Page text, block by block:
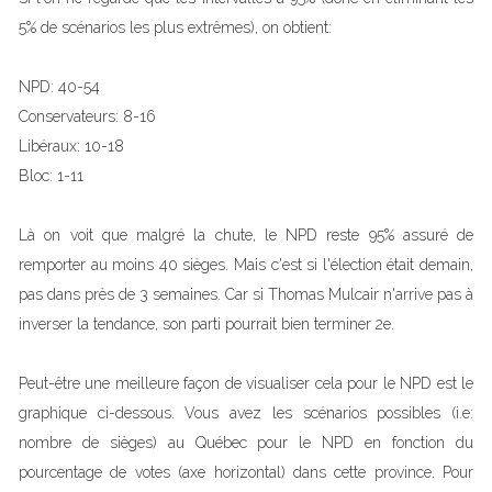
5% de scénarios les plus extrêmes), on obtient:
NPD: 40-54
Conservateurs: 8-16
Libéraux: 10-18
Bloc: 1-11
Là on voit que malgré la chute, le NPD reste 95% assuré de
remporter au moins 40 sièges. Mais c'est si l'élection était demain,
pas dans près de 3 semaines. Car si Thomas Mulcair n'arrive pas à
inverser la tendance, son parti pourrait bien terminer 2e.
Peut-être une meilleure façon de visualiser cela pour le NPD est le
graphique ci-dessous. Vous avez les scénarios possibles (i.e:
nombre de sièges) au Québec pour le NPD en fonction du
pourcentage de votes (axe horizontal) dans cette province. Pour